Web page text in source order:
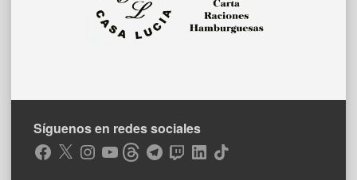
Síguenos en redes sociales
Facebook
X Instagram
YouTubeThreadsTelegramTwitchLinkedIn
TikTok